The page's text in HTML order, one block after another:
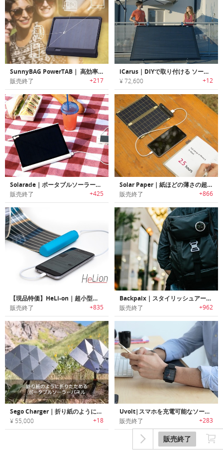
販売終了
SunnyBAG PowerTAB｜ 高効率のソーラー充電器「サニーバッグ・パワータブ」
販売終了 +217
iCarus｜DIYで取り付ける ソーラーバルコニーシステム
¥ 72,600 +12
Solarade｜ポータブルソーラー充電器
販売終了 +425
Solar Paper｜紙ほどの薄さの超軽量ソーラー充電器「ソーラーペーパー」
販売終了 +866
【現品特価】HeLi-on｜超小型ロール式ソーラー充電器「ヘリオン」
販売終了 +835
Backpaix｜スタイリッシュアーバンバックパック「バックパックス」
販売終了 +962
Sego Charger｜折り紙のように折りたためるポータブルソーラーパネル
¥ 55,000 +18
Uvolt|スマホを充電可能なソーラーパワーアナログウォッチ「ユーボルト」
販売終了 +283